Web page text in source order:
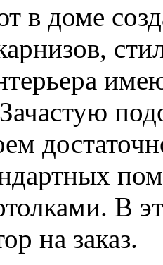
в доме
В
на заказ.